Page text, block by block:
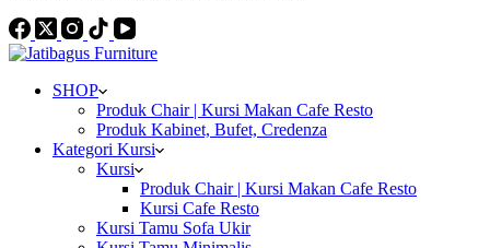
SHOP
Produk Chair | Kursi Makan Cafe Resto
Produk Kabinet, Bufet, Credenza
Kategori Kursi
Kursi
Produk Chair | Kursi Makan Cafe Resto
Kursi Cafe Resto
Kursi Tamu Sofa Ukir